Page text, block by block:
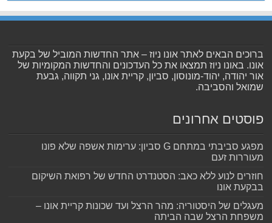
ברוכים הבאים לאתר אונו ניוז – אתר החדשות המוביל של בקעת
אונו. באונו ניוז תמצאו את כל העדכונים והחדשות המקומיות של
אור יהודה, יהוד-מונוסון, סביון, קריית אונו, גני תקווה, גבעת
שמואל והסביבה.
פוסטים אחרונים
מפגע סביבתי במתחם G סביון: ערימות אשפה שלא פונו
מעוררות זעם
חוזרים לנוע ללא כאב: הסטנדרט החדש של רפואת השיקום
בבקעת אונו
מעגלים של היסטוריה: מהר הרצל ועד שכונות קריית אונו –
משפחת הרצל שבה הביתה